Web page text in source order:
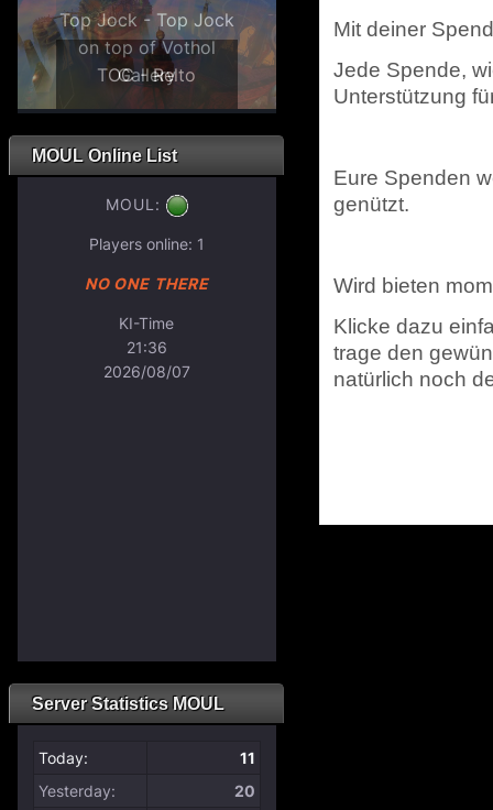
MOUL Online List
Server Statistics MOUL
Mit deiner
Jede Spende,
Unterstützung
Eure Spenden
genützt.
Wird bieten
Klicke dazu
trage den
natürlich noch